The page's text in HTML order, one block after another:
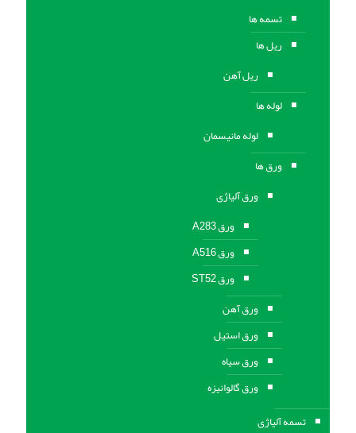
تسمه ها
ریل ها
ریل آهن
لوله ها
لوله مانیسمان
ورق ها
ورق آلیاژی
ورق A283
ورق A516
ورق ST52
ورق آهن
ورق استیل
ورق سیاه
ورق گالوانیزه
تسمه آلیاژی